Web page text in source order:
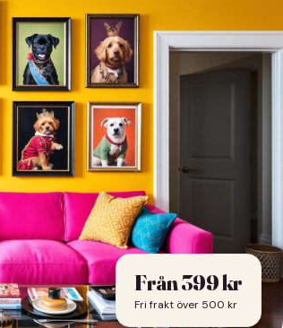
Från399kr
Fri frakt över 500 kr